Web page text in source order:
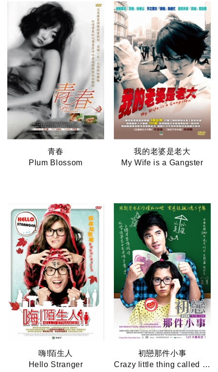
青春
Plum Blossom
我的老婆是老大
My Wife is a Gangster
嗨!陌生人
Hello Stranger
初戀那件小事
Crazy little thing called love